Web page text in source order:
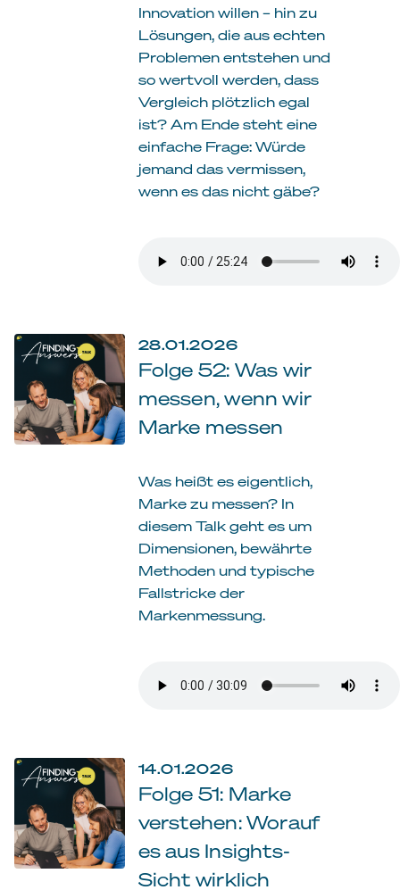
Innovation willen – hin zu
Lösungen, die aus echten
Problemen entstehen und
so wertvoll werden, dass
Vergleich plötzlich egal
ist? Am Ende steht eine
einfache Frage: Würde
jemand das vermissen,
wenn es das nicht gäbe?
28.01.2026
Folge 52: Was wir
messen, wenn wir
Marke messen
Was heißt es eigentlich,
Marke zu messen? In
diesem Talk geht es um
Dimensionen, bewährte
Methoden und typische
Fallstricke der
Markenmessung.
14.01.2026
Folge 51: Marke
verstehen: Worauf
es aus Insights-
Sicht wirklich